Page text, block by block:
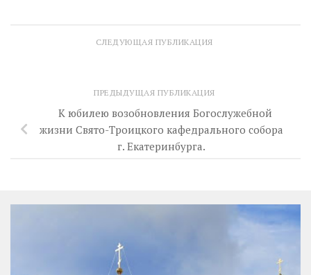
СЛЕДУЮЩАЯ ПУБЛИКАЦИЯ
ПРЕДЫДУЩАЯ ПУБЛИКАЦИЯ
К юбилею возобновления Богослужебной
жизни Свято-Троицкого кафедрального собора
г. Екатеринбурга.